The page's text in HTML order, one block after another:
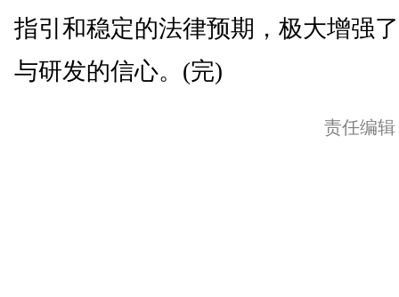
指引和稳定的法律预期，极大增强
与研发的信心。(完)
责任编